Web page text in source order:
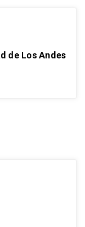
de Los Andes